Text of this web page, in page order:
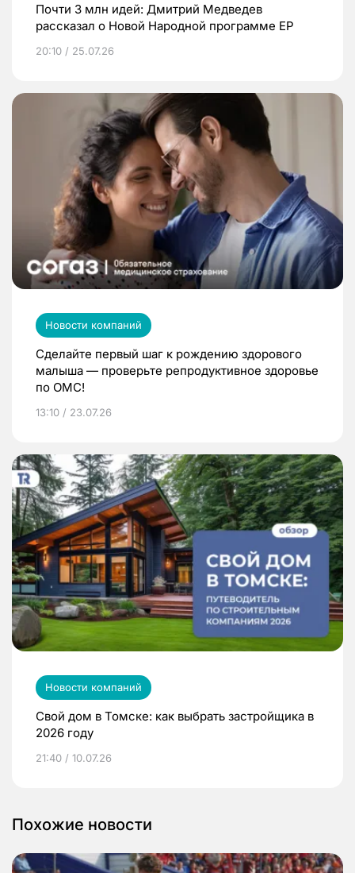
Почти 3 млн идей: Дмитрий Медведев
рассказал о Новой Народной программе ЕР
20:10 / 25.07.26
Новости компаний
Сделайте первый шаг к рождению здорового
малыша — проверьте репродуктивное здоровье
по ОМС!
13:10 / 23.07.26
Новости компаний
Свой дом в Томске: как выбрать застройщика в
2026 году
21:40 / 10.07.26
Похожие новости